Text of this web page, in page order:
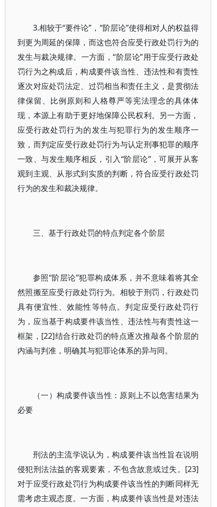
3.相较于“要件论”，“阶层论”使得相对人的权益得
到更为周延的保障，而这也符合应受行政处罚行为的
发生与裁决规律。一方面，“阶层论”用于应受行政处
罚行为之构成后，构成要件该当性、违法性和有责性
逐次对应处罚法定、过罚相当和责任主义，是贯彻法
律保留、比例原则和人格尊严等宪法理念的具体体
现，本源上有助于更好地保障公民权利。另一方面，
应受行政处罚行为的发生与犯罪行为的发生顺序一
致，而判定应受行政处罚行为与认定刑事犯罪的顺序
一致、与发生顺序相反，引入“阶层论”，可展开从客
观到主观、从形式到实质的判断，符合应受行政处罚
行为的发生和裁决规律。
三、基于行政处罚的特点判定各个阶层
参照“阶层论”犯罪构成体系，并不意味着将其全
然照搬至应受行政处罚行为。相较于刑罚，行政处罚
具有便宜性、效能性等特点。判定应受行政处罚行
为，应当基于构成要件该当性、违法性与有责性这一
框架，[22]结合行政处罚的特点逐次推敲各个阶层的
内涵与判准，明确其与犯罪论体系的异与同。
（一）构成要件该当性：原则上不以危害结果为
必要
刑法的主流学说认为，构成要件该当性旨在说明
侵犯刑法法益的客观要素，不包含故意或过失。[23]
对于应受行政处罚行为构成要件该当性的判断同样无
需考虑主观态度。一方面，构成要件该当性是对违法